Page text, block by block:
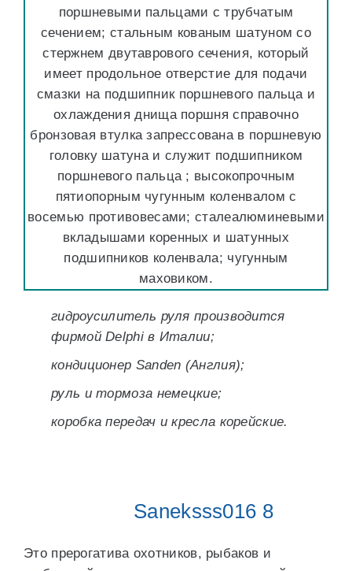
поршневыми пальцами с трубчатым
сечением; стальным кованым шатуном со
стержнем двутаврового сечения, который
имеет продольное отверстие для подачи
смазки на подшипник поршневого пальца и
охлаждения днища поршня справочно
бронзовая втулка запрессована в поршневую
головку шатуна и служит подшипником
поршневого пальца ; высокопрочным
пятиопорным чугунным коленвалом с
восемью противовесами; сталеалюминевыми
вкладышами коренных и шатунных
подшипников коленвала; чугунным
маховиком.
гидроусилитель руля производится
фирмой Delphi в Италии;
кондиционер Sanden (Англия);
руль и тормоза немецкие;
коробка передач и кресла корейские.
Saneksss016 8
Это прерогатива охотников, рыбаков и